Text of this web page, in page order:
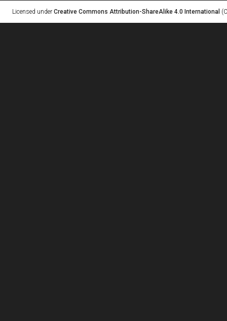
Licensed under Creative Commons Attribution-ShareAlike 4.0 International